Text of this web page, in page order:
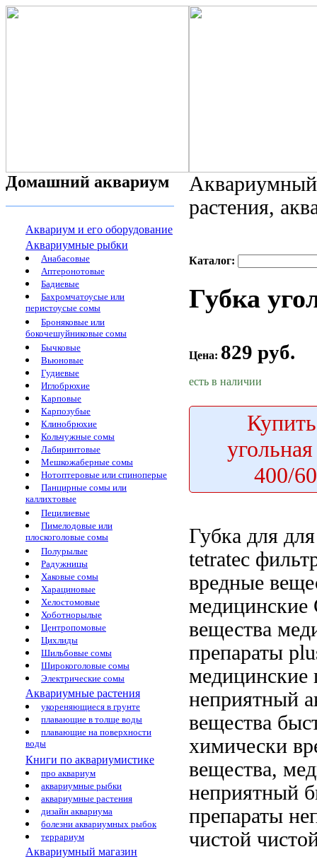
Домашний аквариум
Аквариум и его оборудование
Аквариумные рыбки
Анабасовые
Аптеронотовые
Бадиевые
Бахромчатоусые или
перистоусые сомы
Броняковые или
бокочешуйниковые сомы
Бычковые
Вьюновые
Гудиевые
Иглобрюхие
Карповые
Карпозубые
Клинобрюхие
Кольчужные сомы
Лабиринтовые
Мешкожаберные сомы
Нотоптеровые или спиноперые
Панцирные сомы или
каллихтовые
Пецилиевые
Пимелодовые или
плоскоголовые сомы
Полурылые
Радужницы
Хаковые сомы
Харациновые
Хелостомовые
Хоботнорылые
Центропомовые
Цихлиды
Шильбовые сомы
Широкоголовые сомы
Электрические сомы
Аквариумные растения
укореняющиеся в грунте
плавающие в толще воды
плавающие на поверхности
воды
Книги по аквариумистике
про аквариум
аквариумные рыбки
аквариумные растения
дизайн аквариума
болезни аквариумных рыбок
террариум
Аквариумный магазин
растения,
Каталог:
Губка
Цена: 829 руб.
есть в наличии
Купить
400/
Губка для
tetratec
вредные
медицинские
вещества
препараты
медицинские
неприятный
вещества
химически
вещества,
неприятный
препараты
чистой